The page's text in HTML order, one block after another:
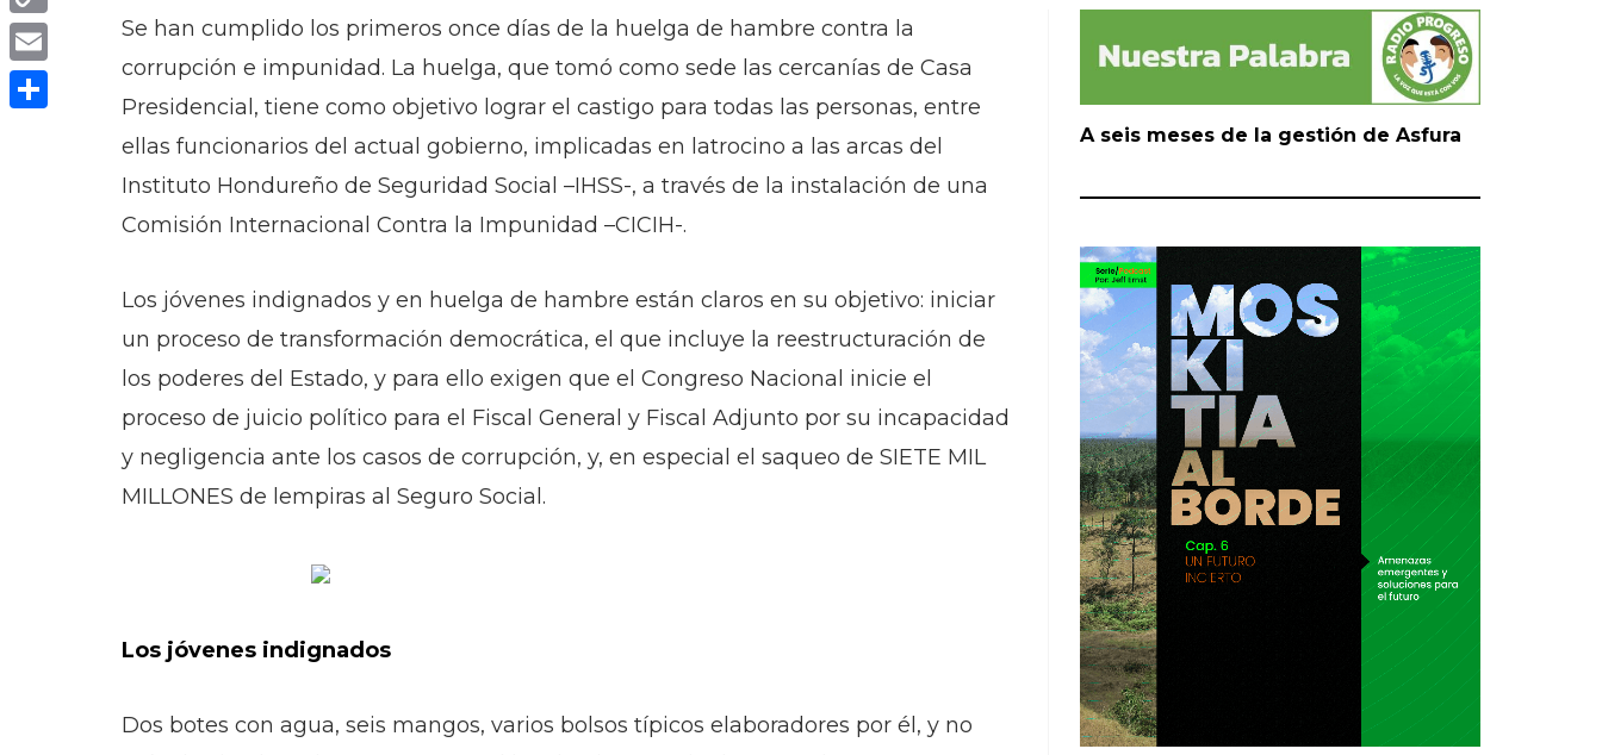
Se han cumplido los primeros once días de la huelga de hambre contra la
corrupción e impunidad. La huelga, que tomó como sede las cercanías de Casa
Presidencial, tiene como objetivo lograr el castigo para todas las personas, entre
ellas funcionarios del actual gobierno, implicadas en latrocino a las arcas del
Instituto Hondureño de Seguridad Social –IHSS-, a través de la instalación de una
Comisión Internacional Contra la Impunidad –CICIH-.
Los jóvenes indignados y en huelga de hambre están claros en su objetivo: iniciar
un proceso de transformación democrática, el que incluye la reestructuración de
los poderes del Estado, y para ello exigen que el Congreso Nacional inicie el
proceso de juicio político para el Fiscal General y Fiscal Adjunto por su incapacidad
y negligencia ante los casos de corrupción, y, en especial el saqueo de SIETE MIL
MILLONES de lempiras al Seguro Social.
Los jóvenes indignados
Dos botes con agua, seis mangos, varios bolsos típicos elaboradores por él, y no
A seis meses de la gestión de Asfura
Copy
Link
Email